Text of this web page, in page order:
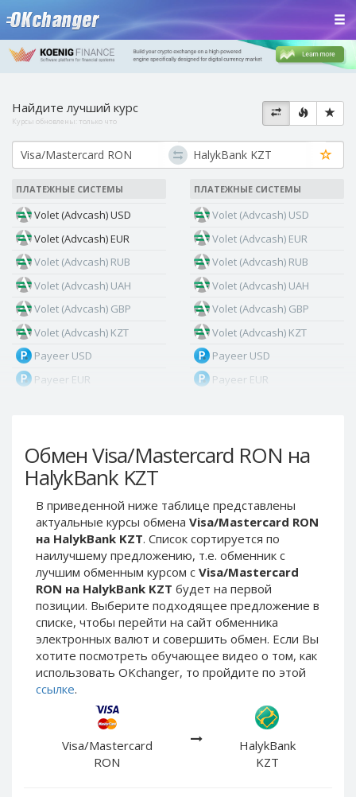
Обмен Visa/Mastercard RON на
HalykBank KZT
В приведенной ниже таблице представлены
актуальные курсы обмена Visa/Mastercard RON
на HalykBank KZT. Список сортируется по
наилучшему предложению, т.е. обменник с
лучшим обменным курсом с Visa/Mastercard
RON на HalykBank KZT будет на первой
позиции. Выберите подходящее предложение в
списке, чтобы перейти на сайт обменника
электронных валют и совершить обмен. Если Вы
хотите посмотреть обучающее видео о том, как
использовать OKchanger, то пройдите по этой
ссылке.
Visa/Mastercard
RON
HalykBank
KZT
Найдите лучший курс
Курсы обновлены: только что
ПЛАТЕЖНЫЕ СИСТЕМЫ
Volet (Advcash) USD
Volet (Advcash) EUR
Volet (Advcash) RUB
Volet (Advcash) UAH
Volet (Advcash) GBP
Volet (Advcash) KZT
Payeer USD
Payeer EUR
Payeer Tether ERC20
(USDT)
Payeer UAH
ЮMoney RUB
ЮMoney KZT
PayPal USD
PayPal EUR
PayPal GBP
PayPal CAD
PayPal AUD
PayPal RUB
PayPal CZK
PayPal HKD
ПЛАТЕЖНЫЕ СИСТЕМЫ
Volet (Advcash) USD
Volet (Advcash) EUR
Volet (Advcash) RUB
Volet (Advcash) UAH
Volet (Advcash) GBP
Volet (Advcash) KZT
Payeer USD
Payeer EUR
Payeer Tether ERC20
(USDT)
ЮMoney RUB
ЮMoney KZT
PayPal USD
PayPal EUR
PayPal GBP
PayPal CAD
PayPal AUD
PayPal RUB
PayPal DKK
PayPal HKD
PayPal JPY